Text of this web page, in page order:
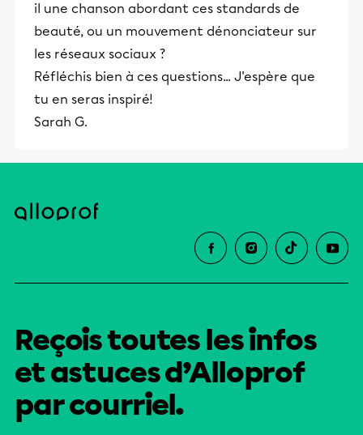
il une chanson abordant ces standards de
beauté, ou un mouvement dénonciateur sur
les réseaux sociaux ?
Réfléchis bien à ces questions... J'espère que
tu en seras inspiré!
Sarah G.
Reçois toutes les infos
et astuces d’Alloprof
par courriel.